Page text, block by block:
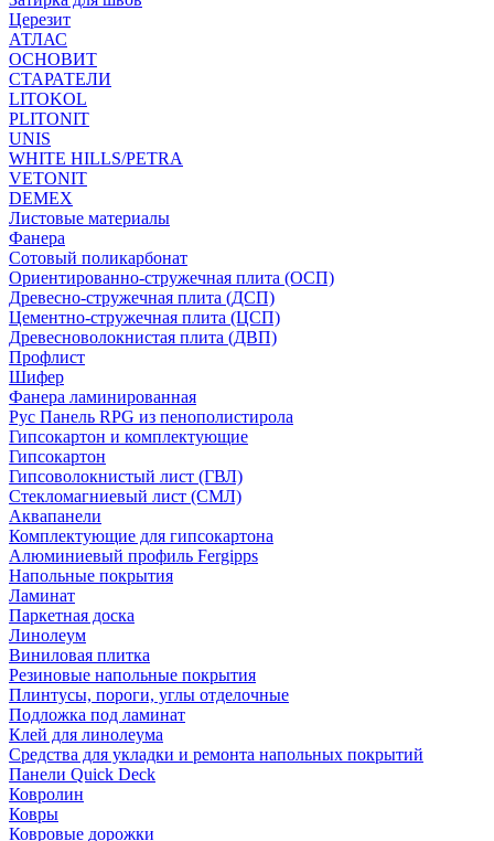
Церезит
АТЛАС
ОСНОВИТ
СТАРАТЕЛИ
LITOKOL
PLITONIT
UNIS
WHITE HILLS/PETRA
VETONIT
DEMEX
Листовые материалы
Фанера
Сотовый поликарбонат
Ориентированно-стружечная плита (ОСП)
Древесно-стружечная плита (ДСП)
Цементно-стружечная плита (ЦСП)
Древесноволокнистая плита (ДВП)
Профлист
Шифер
Фанера ламинированная
Рус Панель RPG из пенополистирола
Гипсокартон и комплектующие
Гипсокартон
Гипсоволокнистый лист (ГВЛ)
Стекломагниевый лист (СМЛ)
Аквапанели
Комплектующие для гипсокартона
Алюминиевый профиль Fergipps
Напольные покрытия
Ламинат
Паркетная доска
Линолеум
Виниловая плитка
Резиновые напольные покрытия
Плинтусы, пороги, углы отделочные
Подложка под ламинат
Клей для линолеума
Средства для укладки и ремонта напольных покрытий
Панели Quick Deck
Ковролин
Ковры
Ковровые дорожки